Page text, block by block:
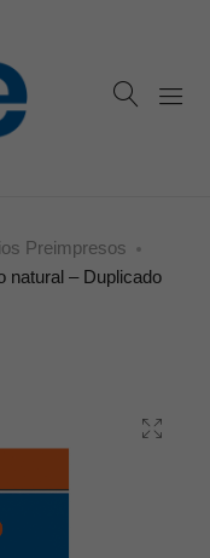
Preimpresos
natural – Duplicado